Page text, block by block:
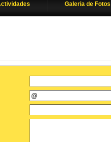
Galeria de Fotos